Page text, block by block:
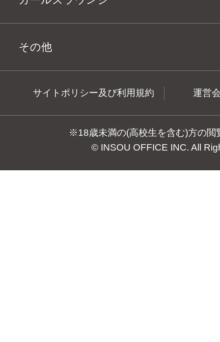
その他
サイトポリシー及び利用規約 運営
※18歳未満の(高校生を含む)方の閲
© INSOU OFFICE INC. All